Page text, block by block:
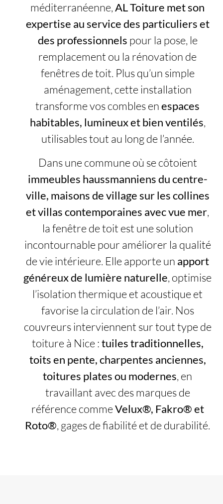
méditerranéenne,AL Toiture met son
expertise au service des particuliers et
des professionnels pour la pose, le
remplacement ou la rénovation de
fenêtres de toit. Plus qu’un simple
aménagement, cette installation
transforme vos combles enespaces
habitables, lumineux et bien ventilés,
utilisables tout au long de l’année.
Dans une commune où se côtoient
immeubles haussmanniens du centre-
ville, maisons de village sur les collines
et villas contemporaines avec vue mer,
la fenêtre de toit est une solution
incontournable pour améliorer la qualité
de vie intérieure. Elle apporte un apport
généreux de lumière naturelle, optimise
l’isolation thermique et acoustique et
favorise la circulation de l’air. Nos
couvreurs interviennent sur tout type de
toiture à Nice :tuiles traditionnelles,
toits en pente, charpentes anciennes,
toitures plates ou modernes, en
travaillant avec des marques de
référence commeVelux®, Fakro® et
Roto®, gages de fiabilité et de durabilité.